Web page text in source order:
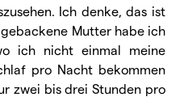
Ich denke, das ist
Mutter habe ich
ich nicht einmal meine
pro Nacht bekommen
zwei bis drei Stunden pro